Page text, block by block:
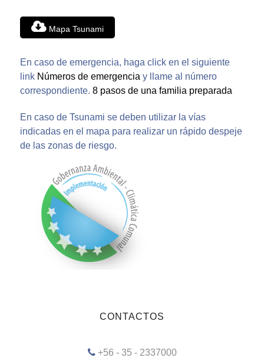
Mapa Tsunami
En caso de emergencia, haga click en el siguiente
link Números de emergencia y llame al número
correspondiente. 8 pasos de una familia preparada
En caso de Tsunami se deben utilizar la vías
indicadas en el mapa para realizar un rápido despeje
de las zonas de riesgo.
CONTACTOS
+56 - 35 - 2337000